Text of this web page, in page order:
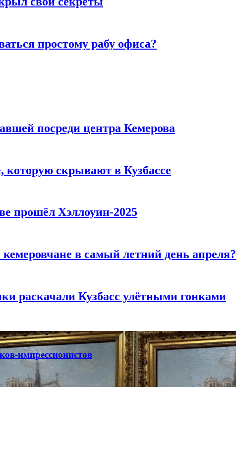
простому рабу офиса?
посреди центра Кемерова
которую скрывают в Кузбассе
прошёл Хэллоуин-2025
в самый летний день апреля?
раскачали Кузбасс улётными гонками
импрессионистов